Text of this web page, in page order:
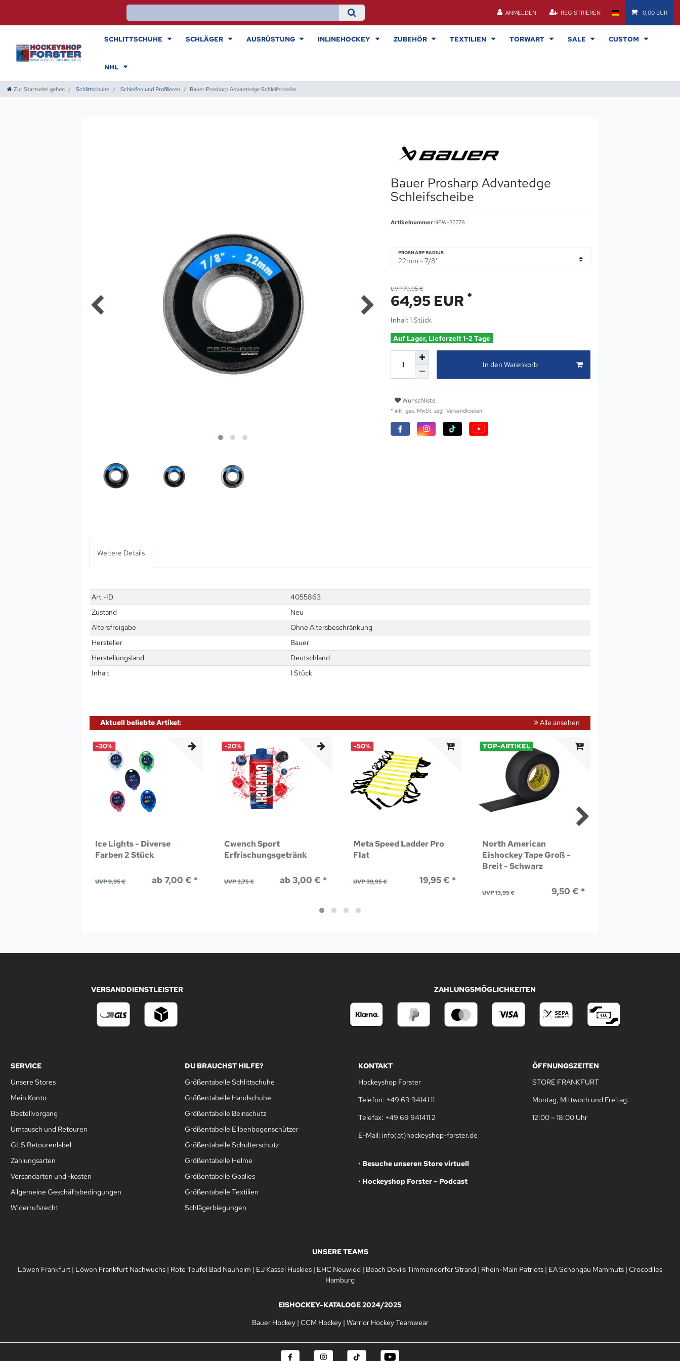
ANMELDEN REGISTRIEREN 0,00 EUR
SCHLITTSCHUHE SCHLÄGER AUSRÜSTUNG INLINEHOCKEY ZUBEHÖR TEXTILIEN TORWART SALE CUSTOM
NHL
Zur Startseite gehen Schlittschuhe Schleifen und Profilieren Bauer Prosharp Advantedge Schleifscheibe
Bauer Prosharp Advantedge
Schleifscheibe
Artikelnummer NEW-32278
PROSHARP RADIUS
UVP 79,95 €
64,95 EUR *
Inhalt1Stück
Auf Lager, Lieferzeit 1-2 Tage
In den Warenkorb
Wunschliste
* inkl. ges. MwSt. zzgl. Versandkosten
Weitere Details
Technisches
Merkmal
Wert
Art.-ID
4055863
Zustand
Neu
Altersfreigabe
Ohne Altersbeschränkung
Hersteller
Bauer
Herstellungsland
Deutschland
Inhalt
1 Stück
Aktuell beliebte Artikel: Alle ansehen
-30%
Ice Lights - Diverse
Farben 2 Stück
UVP 9,95 € ab 7,00 € *
-20%
Cwench Sport
Erfrischungsgetränk
UVP 3,75 € ab 3,00 € *
-50%
Meta Speed Ladder Pro
Flat
UVP 39,95 € 19,95 € *
TOP-ARTIKEL
North American
Eishockey Tape Groß -
Breit - Schwarz
UVP 13,95 € 9,50 € *
VERSANDDIENSTLEISTER ZAHLUNGSMÖGLICHKEITEN
SERVICE
Unsere Stores
Mein Konto
Bestellvorgang
Umtausch und Retouren
GLS Retourenlabel
Zahlungsarten
Versandarten und -kosten
Allgemeine Geschäftsbedingungen
Widerrufsrecht
DU BRAUCHST HILFE?
Größentabelle Schlittschuhe
Größentabelle Handschuhe
Größentabelle Beinschutz
Größentabelle Ellbenbogenschützer
Größentabelle Schulterschutz
Größentabelle Helme
Größentabelle Goalies
Größentabelle Textilien
Schlägerbiegungen
KONTAKT
Hockeyshop Forster
Telefon: +49 69 94141 11
Telefax: +49 69 941411 2
E-Mail: info(at)hockeyshop-forster.de
• Besuche unseren Store virtuell
• Hockeyshop Forster – Podcast
ÖFFNUNGSZEITEN
STORE FRANKFURT
Montag, Mittwoch und Freitag:
12:00 – 18:00 Uhr
UNSERE TEAMS
Löwen Frankfurt | Löwen Frankfurt Nachwuchs | Rote Teufel Bad Nauheim | EJ Kassel Huskies | EHC Neuwied | Beach Devils Timmendorfer Strand | Rhein-Main Patriots | EA Schongau Mammuts | Crocodiles
Hamburg
EISHOCKEY-KATALOGE 2024/2025
Bauer Hockey| CCM Hockey| Warrior Hockey Teamwear